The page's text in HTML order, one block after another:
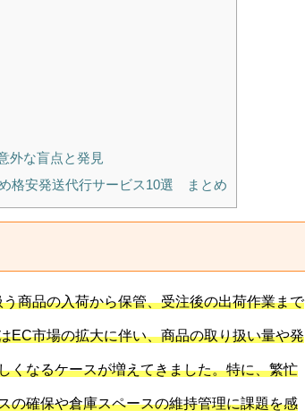
外な盲点と発見
格安発送代行サービス10選 まとめ
商品の入荷から保管、受注後の出荷作業まで
EC市場の拡大に伴い、商品の取り扱い量や発
くなるケースが増えてきました。特に、繁忙
の確保や倉庫スペースの維持管理に課題を感